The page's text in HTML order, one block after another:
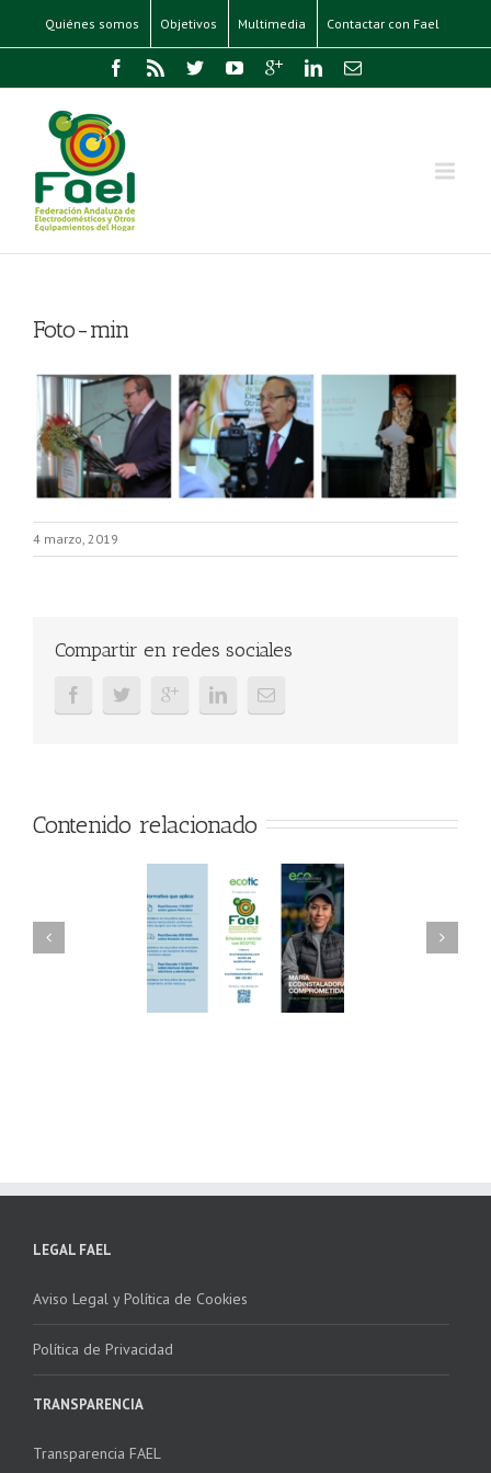
Quiénes somos Objetivos Multimedia Contactar con Fael
Foto-min
4 marzo, 2019
Compartir en redes sociales
Contenido relacionado
AAEL y
FAEL, Ecoasimelec y
Parque Joyero
Córdoba, colaboran
LEGAL FAEL
Aviso Legal y Política de Cookies
Política de Privacidad
TRANSPARENCIA
Transparencia FAEL